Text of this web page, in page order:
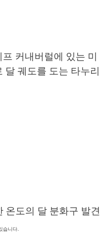
커내버럴에 있는 미
달 궤도를 도는 타누리
온도의 달 분화구 발견
습니다.